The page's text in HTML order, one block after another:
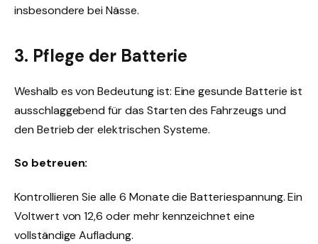
insbesondere bei Nässe.
3. Pflege der Batterie
Weshalb es von Bedeutung ist: Eine gesunde Batterie ist
ausschlaggebend für das Starten des Fahrzeugs und
den Betrieb der elektrischen Systeme.
So betreuen:
Kontrollieren Sie alle 6 Monate die Batteriespannung. Ein
Voltwert von 12,6 oder mehr kennzeichnet eine
vollständige Aufladung.